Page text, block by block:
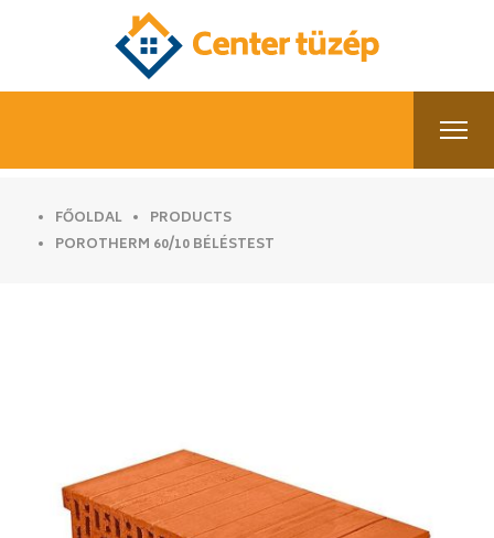
FŐOLDAL
PRODUCTS
POROTHERM 60/10 BÉLÉSTEST